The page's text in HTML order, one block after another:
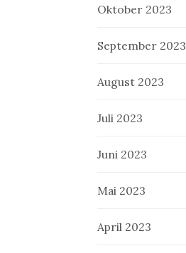
Oktober 2023
September 2023
August 2023
Juli 2023
Juni 2023
Mai 2023
April 2023